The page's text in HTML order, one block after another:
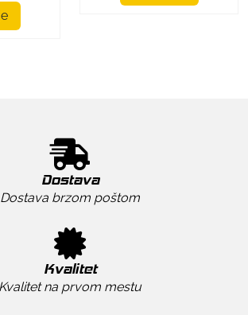
Dostava
Dostava brzom poštom
Kvalitet
Kvalitet na prvom mestu